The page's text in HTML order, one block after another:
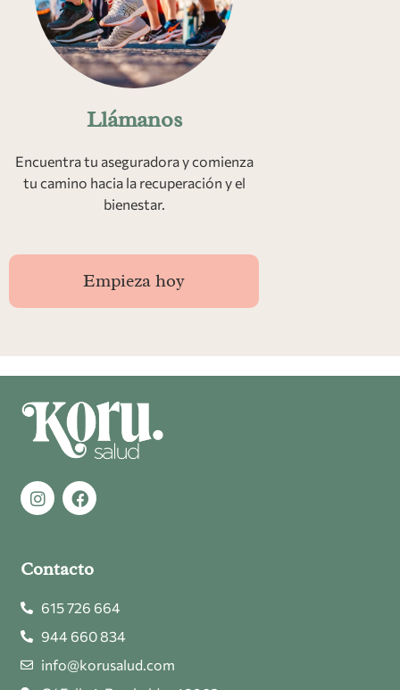
Llámanos
Encuentra tu aseguradora y comienza
tu camino hacia la recuperación y el
bienestar.
Empieza hoy
Contacto
615 726 664
944 660 834
info@korusalud.com